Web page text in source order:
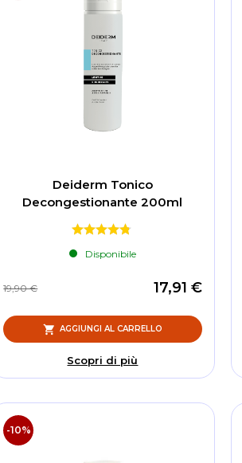
Deiderm Tonico
Decongestionante 200ml
Disponibile
17,91 €
19,90 €
AGGIUNGI AL CARRELLO
Scopri di più
-10%